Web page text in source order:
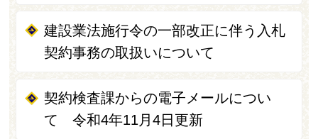
建設業法施行令の一部改正に伴う入札
契約事務の取扱いについて
契約検査課からの電子メールについ
て 令和4年11月4日更新